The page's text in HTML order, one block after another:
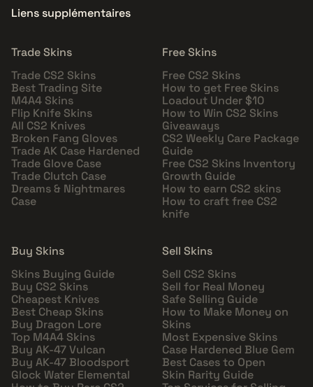
Liens supplémentaires
Trade Skins
Trade CS2 Skins
Best Trading Site
M4A4 Skins
Flip Knife Skins
All CS2 Knives
Broken Fang Gloves
Trade AK Case Hardened
Trade Glove Case
Trade Clutch Case
Dreams & Nightmares
Case
Free Skins
Free CS2 Skins
How to get Free Skins
Loadout Under $10
How to Win CS2 Skins
Giveaways
CS2 Weekly Care Package
Guide
Free CS2 Skins Inventory
Growth Guide
How to earn CS2 skins
How to craft free CS2
knife
Buy Skins
Skins Buying Guide
Buy CS2 Skins
Cheapest Knives
Best Cheap Skins
Buy Dragon Lore
Top M4A4 Skins
Buy AK-47 Vulcan
Buy AK-47 Bloodsport
Glock Water Elemental
Sell Skins
Sell CS2 Skins
Sell for Real Money
Safe Selling Guide
How to Make Money on
Skins
Most Expensive Skins
Case Hardened Blue Gem
Best Cases to Open
Skin Rarity Guide